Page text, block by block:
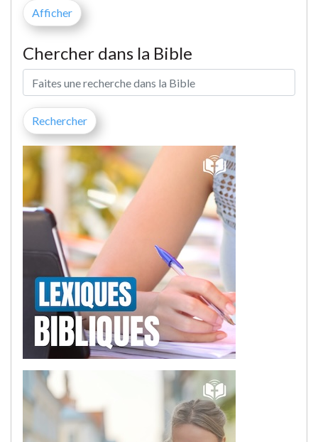
Chercher dans la Bible